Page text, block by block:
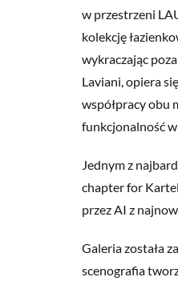
w przestrzeni
kolekcję
wykraczając
Laviani, opiera
współpracy obu
funkcjonalność w
Jednym z
chapter for
przez AI z
Galeria została
scenografia